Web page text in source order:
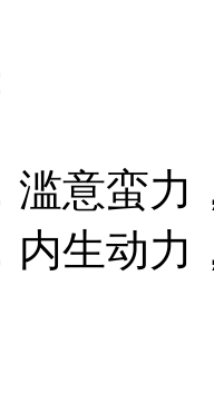
蛮力
动力，